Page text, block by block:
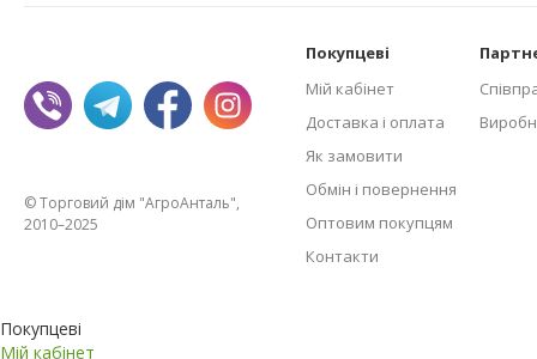
© Торговий дім "АгроАнталь",
2010–2025
Покупцеві
Мій кабінет
Доставка і оплата
Як замовити
Обмін і повернення
Оптовим покупцям
Контакти
Покупцеві
Мій кабінет